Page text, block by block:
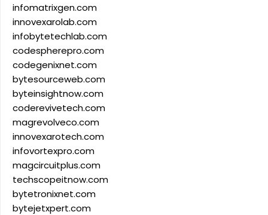
infomatrixgen.com
innovexarolab.com
infobytetechlab.com
codespherepro.com
codegenixnet.com
bytesourceweb.com
byteinsightnow.com
coderevivetech.com
magrevolveco.com
innovexarotech.com
infovortexpro.com
magcircuitplus.com
techscopeitnow.com
bytetronixnet.com
bytejetxpert.com